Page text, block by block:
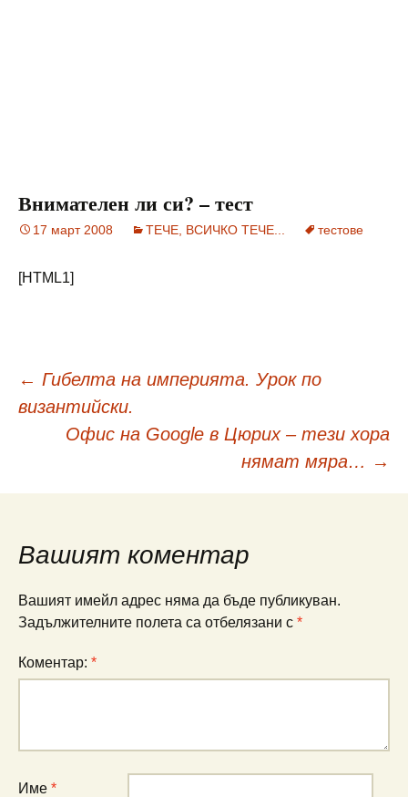
Внимателен ли си? – тест
17 март 2008 ТЕЧЕ, ВСИЧКО ТЕЧЕ... тестове
[HTML1]
Навигация
публикациите
← Гибелта на империята. Урок по
византийски.
Офис на Google в Цюрих – тези хора
нямат мяра… →
Вашият коментар
Вашият имейл адрес няма да бъде публикуван.
Задължителните полета са отбелязани с *
Коментар: *
Име *